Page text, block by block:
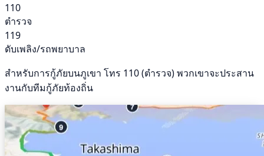
110
ตำรวจ
119
ดับเพลิง/รถพยาบาล
สำหรับการกู้ภัยบนภูเขา โทร 110 (ตำรวจ) พวกเขาจะประสาน
งานกับทีมกู้ภัยท้องถิ่น